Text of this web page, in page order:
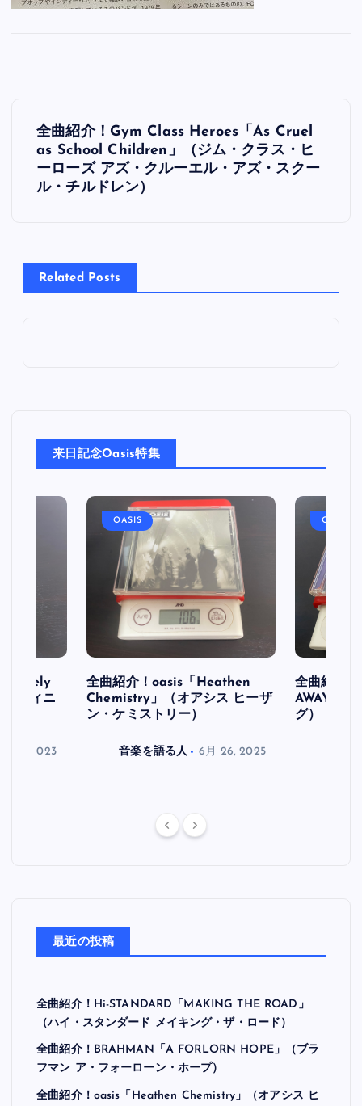
投
稿
ナ
ゲ
ン
全曲紹介！Gym Class Heroes「As Cruel
as School Children」（ジム・クラス・ヒ
ーローズ アズ・クルーエル・アズ・スクー
ル・チルドレン）
Related Posts
来日記念Oasis特集
フィニ
30, 2023
OASIS
全曲紹介！oasis「Heathen
Chemistry」（オアシス ヒーザ
ン・ケミストリー）
音楽を語る人 6月 26, 2025
OASIS
全曲紹介
AWAY」
グ）
最近の投稿
全曲紹介！Hi-STANDARD「MAKING THE ROAD」
（ハイ・スタンダード メイキング・ザ・ロード）
全曲紹介！BRAHMAN「A FORLORN HOPE」（ブラ
フマン ア・フォーローン・ホープ）
全曲紹介！oasis「Heathen Chemistry」（オアシス ヒ